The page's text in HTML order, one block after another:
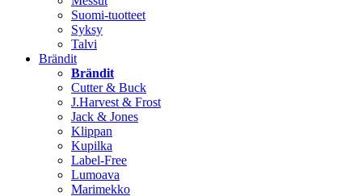
Suomi-tuotteet
Syksy
Talvi
Brändit
Brändit
Cutter & Buck
J.Harvest & Frost
Jack & Jones
Klippan
Kupilka
Label-Free
Lumoava
Marimekko